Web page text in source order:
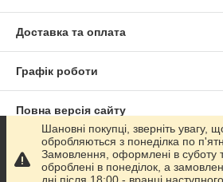
Доставка та оплата
Графік роботи
Повна версія сайту
Сайт створено на маркетплейсі
Шановні покупці, зверніть увагу,
обробляються з понеділка по
Замовлення, оформлені в суботу
оброблені в понеділок, а